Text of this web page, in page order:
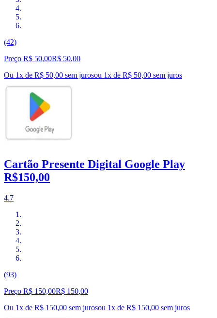
(42)
Preço R$ 50,00R$ 50,00
Ou 1x de R$ 50,00 sem jurosou 1x de R$ 50,00 sem juros
Cartão Presente Digital Google Play
R$150,00
4.7
(93)
Preço R$ 150,00R$ 150,00
Ou 1x de R$ 150,00 sem jurosou 1x de R$ 150,00 sem juros